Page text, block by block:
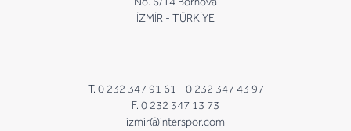
İZMİR - TÜRKİYE
T. 0 232 347 91 61 - 0 232 347 43 97
F. 0 232 347 13 73
izmir@interspor.com